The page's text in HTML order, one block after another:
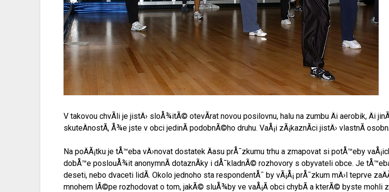
V takovou chvÃ­li je jistÄ› sloÅ¾itÃ© otevÃ­rat novou posilovnu, halu na zumbu Äi aerobik, Äi
skuteÄnostÃ­, Å¾e jste v obci jedinÃ­ podobnÃ©ho druhu. VaÅ¡i zÃ¡kaznÃ­ci jistÄ› vlastnÃ­
Na poÄÃ¡tku je tÅ™eba vÄ›novat dostatek Äasu prÅ¯zkumu trhu a zmapovat si potÅ™eby
dobÅ™e poslouÅ¾it anonymnÃ­ dotaznÃ­ky i dÅ¯kladnÃ© rozhovory s obyvateli obce. Je
deseti, nebo dvaceti lidÃ­. Okolo jednoho sta respondentÅ¯ by vÃ¡Å¡ prÅ¯zkum mÄ›l teprve
mnohem lÃ©pe rozhodovat o tom, jakÃ© sluÅ¾by ve vaÅ¡Ã­ obci chybÃ­ a kterÃ© byste mohli